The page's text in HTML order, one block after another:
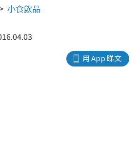
小食飲品
用 App 睇文